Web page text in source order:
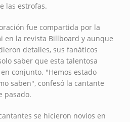
las estrofas.
fue compartida por la
en la revista Billboard y aunque
detalles, sus fanáticos
saber que esta talentosa
conjunto. "Hemos estado
saben", confesó la cantante
pasado.
se hicieron novios en